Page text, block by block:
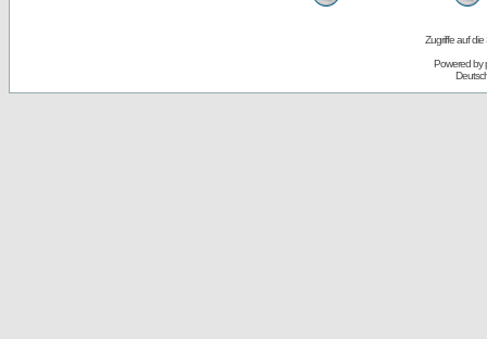
Zugriffe auf
Powered by